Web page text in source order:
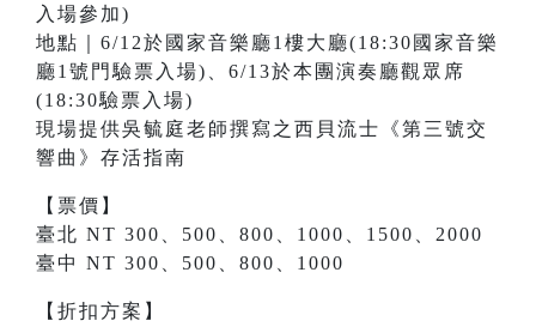
入場參加)
地點｜6/12於國家音樂廳1樓大廳(18:30國家音樂
廳1號門驗票入場)、6/13於本團演奏廳觀眾席
(18:30驗票入場)
現場提供吳毓庭老師撰寫之 西貝流士 《第三號交
響曲 》存活指南
【票價】
臺北 NT 300、500、800、1000、1500、2000
臺中 NT 300、500、800、1000
【折扣方案】